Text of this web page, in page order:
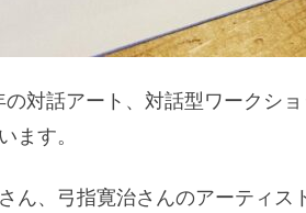
対話アート、対話型ワークシ
ます。
ん、弓指寛治さんのアーティ